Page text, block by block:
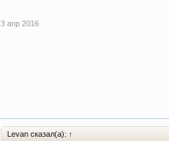
3 апр 2016
Levan сказал(а): ↑